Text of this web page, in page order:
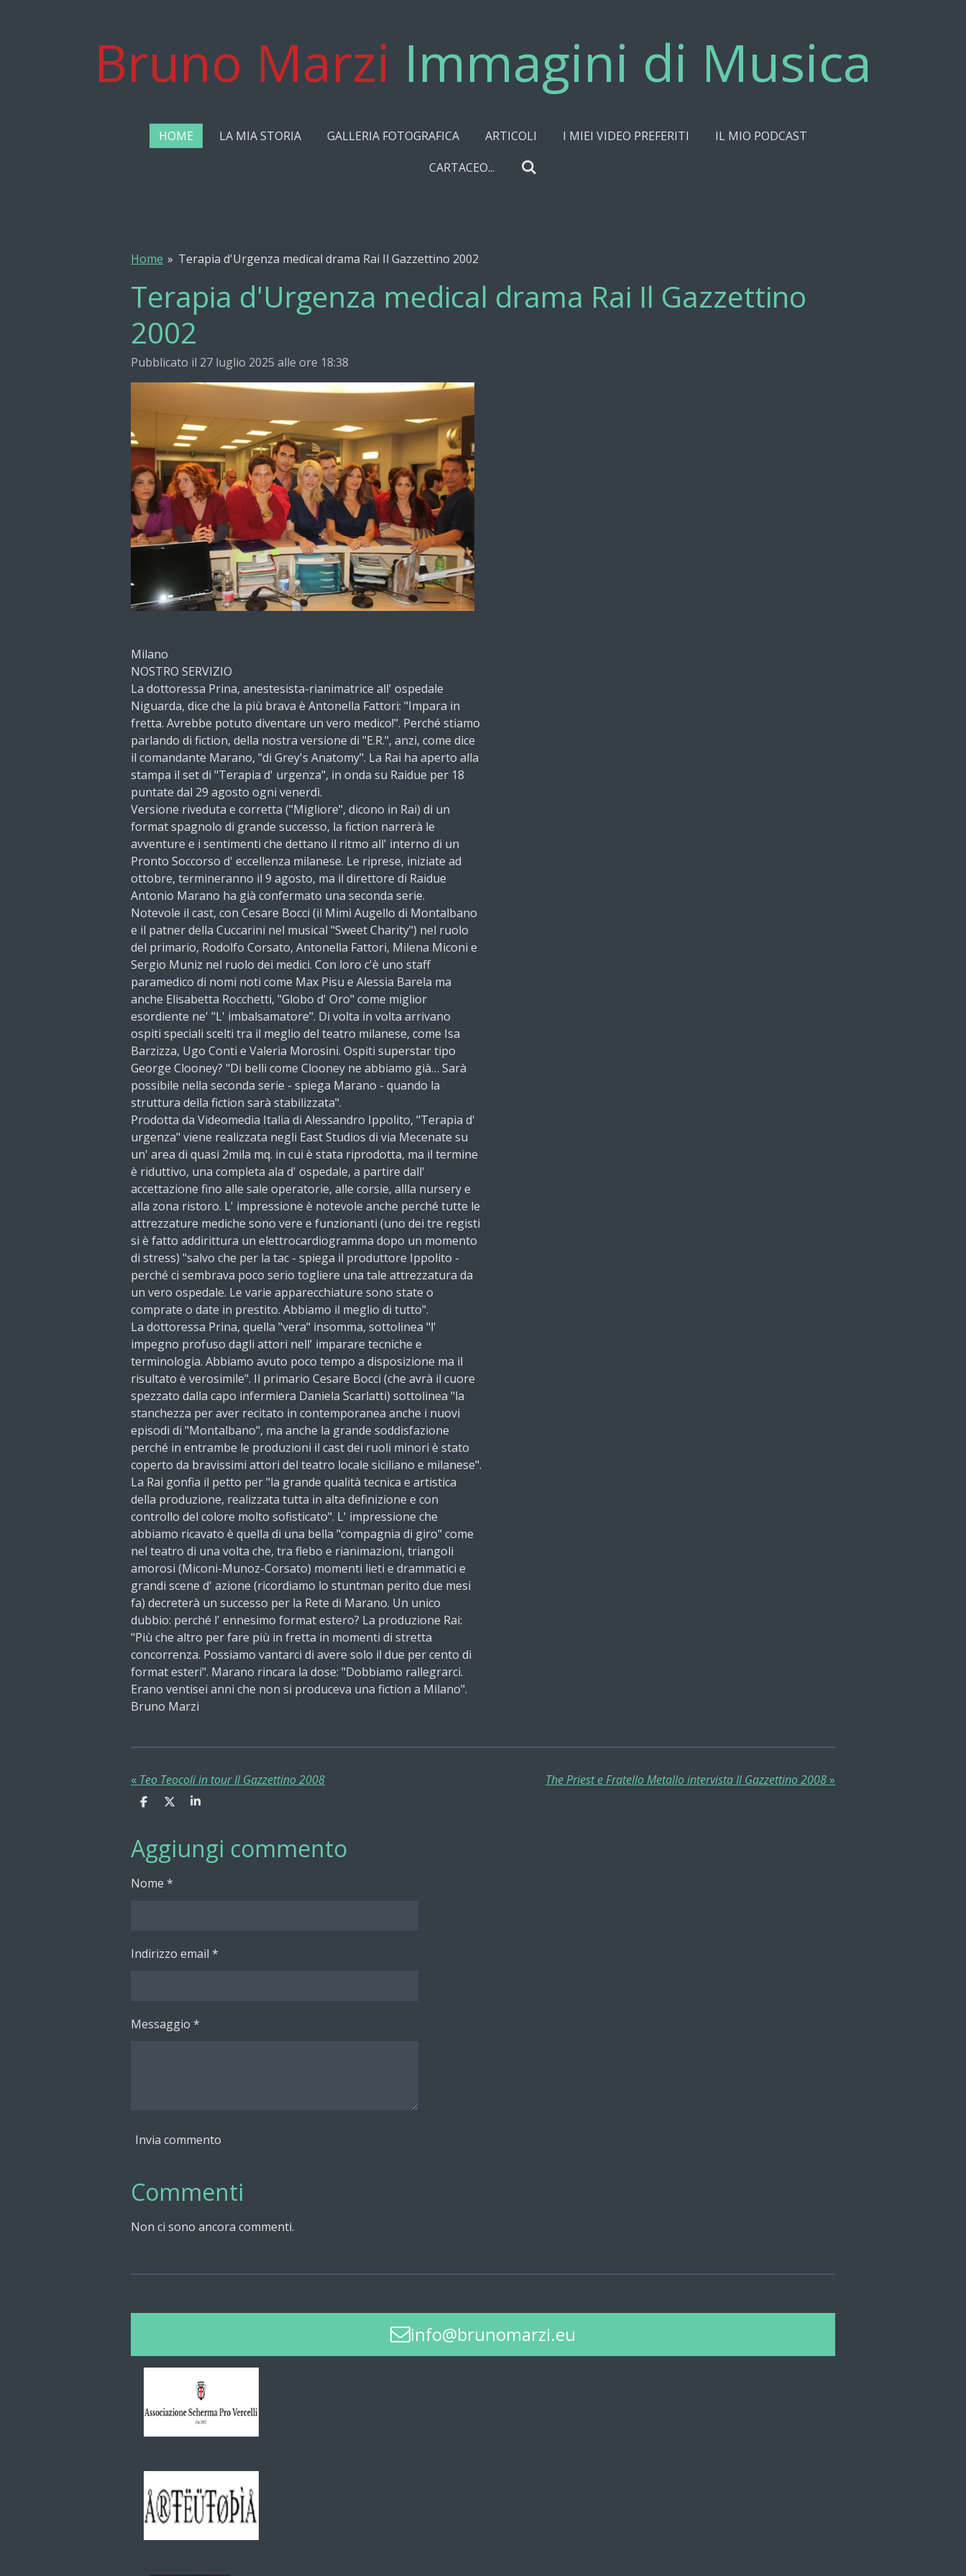
Bruno Marzi Immagini di Musica
HOME LA MIA STORIA GALLERIA FOTOGRAFICA ARTICOLI I MIEI VIDEO PREFERITI
IL MIO PODCAST
CARTACEO...
Home » Terapia d'Urgenza medical drama Rai Il Gazzettino 2002
Terapia d'Urgenza medical drama Rai Il Gazzettino
2002
Pubblicato il 27 luglio 2025 alle ore 18:38
Milano
NOSTRO SERVIZIO
La dottoressa Prina, anestesista-rianimatrice all' ospedale
Niguarda, dice che la più brava è Antonella Fattori: "Impara in
fretta. Avrebbe potuto diventare un vero medico!". Perché stiamo
parlando di fiction, della nostra versione di "E.R.", anzi, come dice
il comandante Marano, "di Grey's Anatomy". La Rai ha aperto alla
stampa il set di "Terapia d' urgenza", in onda su Raidue per 18
puntate dal 29 agosto ogni venerdì.
Versione riveduta e corretta ("Migliore", dicono in Rai) di un
format spagnolo di grande successo, la fiction narrerà le
avventure e i sentimenti che dettano il ritmo all' interno di un
Pronto Soccorso d' eccellenza milanese. Le riprese, iniziate ad
ottobre, termineranno il 9 agosto, ma il direttore di Raidue
Antonio Marano ha già confermato una seconda serie.
Notevole il cast, con Cesare Bocci (il Mimì Augello di Montalbano
e il patner della Cuccarini nel musical "Sweet Charity") nel ruolo
del primario, Rodolfo Corsato, Antonella Fattori, Milena Miconi e
Sergio Muniz nel ruolo dei medici. Con loro c'è uno staff
paramedico di nomi noti come Max Pisu e Alessia Barela ma
anche Elisabetta Rocchetti, "Globo d' Oro" come miglior
esordiente ne' "L' imbalsamatore". Di volta in volta arrivano
ospiti speciali scelti tra il meglio del teatro milanese, come Isa
Barzizza, Ugo Conti e Valeria Morosini. Ospiti superstar tipo
George Clooney? "Di belli come Clooney ne abbiamo già… Sarà
possibile nella seconda serie - spiega Marano - quando la
struttura della fiction sarà stabilizzata".
Prodotta da Videomedia Italia di Alessandro Ippolito, "Terapia d'
urgenza" viene realizzata negli East Studios di via Mecenate su
un' area di quasi 2mila mq. in cui è stata riprodotta, ma il termine
è riduttivo, una completa ala d' ospedale, a partire dall'
accettazione fino alle sale operatorie, alle corsie, allla nursery e
alla zona ristoro. L' impressione è notevole anche perché tutte le
attrezzature mediche sono vere e funzionanti (uno dei tre registi
si è fatto addirittura un elettrocardiogramma dopo un momento
di stress) "salvo che per la tac - spiega il produttore Ippolito -
perché ci sembrava poco serio togliere una tale attrezzatura da
un vero ospedale. Le varie apparecchiature sono state o
comprate o date in prestito. Abbiamo il meglio di tutto".
La dottoressa Prina, quella "vera" insomma, sottolinea "l'
impegno profuso dagli attori nell' imparare tecniche e
terminologia. Abbiamo avuto poco tempo a disposizione ma il
risultato è verosimile". Il primario Cesare Bocci (che avrà il cuore
spezzato dalla capo infermiera Daniela Scarlatti) sottolinea "la
stanchezza per aver recitato in contemporanea anche i nuovi
episodi di "Montalbano", ma anche la grande soddisfazione
perché in entrambe le produzioni il cast dei ruoli minori è stato
coperto da bravissimi attori del teatro locale siciliano e milanese".
La Rai gonfia il petto per "la grande qualità tecnica e artistica
della produzione, realizzata tutta in alta definizione e con
controllo del colore molto sofisticato". L' impressione che
abbiamo ricavato è quella di una bella "compagnia di giro" come
nel teatro di una volta che, tra flebo e rianimazioni, triangoli
amorosi (Miconi-Munoz-Corsato) momenti lieti e drammatici e
grandi scene d' azione (ricordiamo lo stuntman perito due mesi
fa) decreterà un successo per la Rete di Marano. Un unico
dubbio: perché l' ennesimo format estero? La produzione Rai:
"Più che altro per fare più in fretta in momenti di stretta
concorrenza. Possiamo vantarci di avere solo il due per cento di
format esteri". Marano rincara la dose: "Dobbiamo rallegrarci.
Erano ventisei anni che non si produceva una fiction a Milano".
Bruno Marzi
« Teo Teocoli in tour Il Gazzettino 2008 The Priest e Fratello Metallo intervista Il Gazzettino 2008»
C
i
v
d
C
d
i
v
d
C
i
Aggiungi commento
Nome *
Indirizzo email *
Messaggio *
Invia commento
Commenti
Non ci sono ancora commenti.
info@brunomarzi.eu